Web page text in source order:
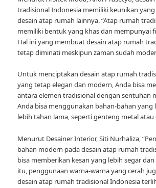
tradisional Indonesia memiliki keunikan
desain atap rumah lainnya. “Atap rumah
memiliki bentuk yang khas dan mempunyai
Hal ini yang membuat desain atap rumah
tetap diminati meskipun zaman sudah
Untuk menciptakan desain atap rumah
yang tetap elegan dan modern, Anda bisa
antara elemen tradisional dengan sentuhan
Anda bisa menggunakan bahan-bahan yang
lebih tahan lama, seperti genteng metal
Menurut Desainer Interior, Siti Nurhaliza,
bahan modern pada desain atap rumah
bisa memberikan kesan yang lebih segar
itu, penggunaan warna-warna yang cerah
desain atap rumah tradisional Indonesia